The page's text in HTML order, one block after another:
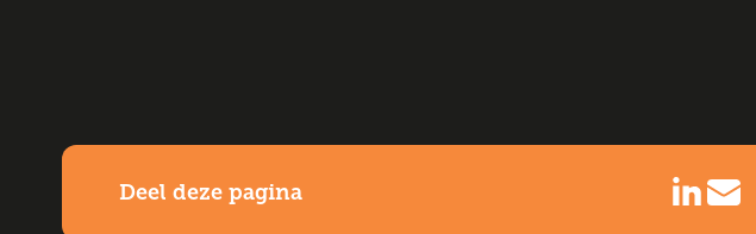
Deel deze pagina